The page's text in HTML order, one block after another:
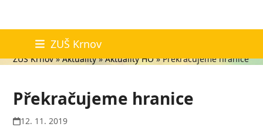
content
ZUŠ Krnov
Aktuality
ZUŠ Krnov»Aktuality»Aktuality HO»Překračujeme hranice
Překračujeme hranice
12. 11. 2019